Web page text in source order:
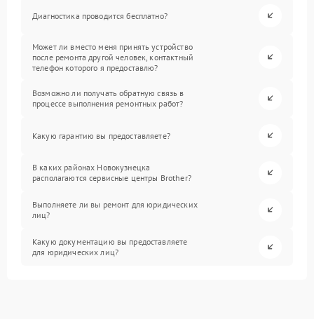
Диагностика проводится бесплатно?
Может ли вместо меня принять устройство
после ремонта другой человек, контактный
телефон которого я предоставлю?
Возможно ли получать обратную связь в
процессе выполнения ремонтных работ?
Какую гарантию вы предоставляете?
В каких районах Новокузнецка
располагаются сервисные центры Brother?
Выполняете ли вы ремонт для юридических
лиц?
Какую документацию вы предоставляете
для юридических лиц?